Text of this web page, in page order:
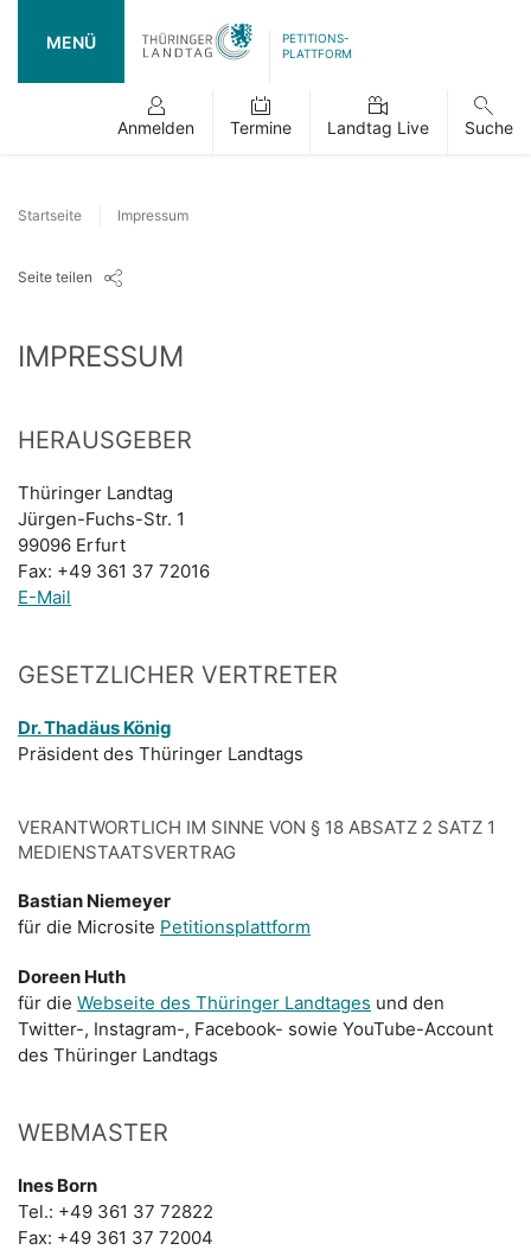
MENÜ
PETITIONS-
PLATTFORM
Anmelden Termine Landtag Live Suche
Startseite Impressum
Seite teilen
IMPRESSUM
HERAUSGEBER
Thüringer Landtag
Jürgen-Fuchs-Str. 1
99096 Erfurt
Fax: +49 361 37 72016
E-Mail
GESETZLICHER VERTRETER
Dr. Thadäus König
Präsident des Thüringer Landtags
VERANTWORTLICH IM SINNE VON § 18 ABSATZ 2 SATZ 1
MEDIENSTAATSVERTRAG
Bastian Niemeyer
für die Microsite Petitionsplattform
Doreen Huth
für die Webseite des Thüringer Landtages und den
Twitter-, Instagram-, Facebook- sowie YouTube-Account
des Thüringer Landtags
WEBMASTER
Ines Born
Tel.: +49 361 37 72822
Fax: +49 361 37 72004